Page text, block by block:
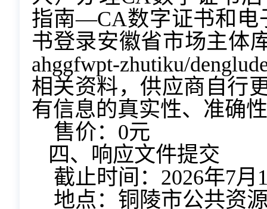
指南—CA数字证书和电
书登录安徽省市场主体
ahggfwpt-zhutiku/
相关资料，供应商自行
有信息的真实性、准确
售价： 0元
四、响应文件提交
截止时间： 2026年7月
地点：铜陵市公共资